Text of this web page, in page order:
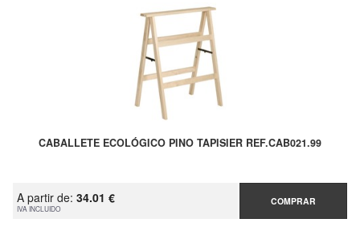
CABALLETE ECOLÓGICO PINO TAPISIER REF.CAB021.99
A partir de: 34.01 €
IVA INCLUIDO
COMPRAR